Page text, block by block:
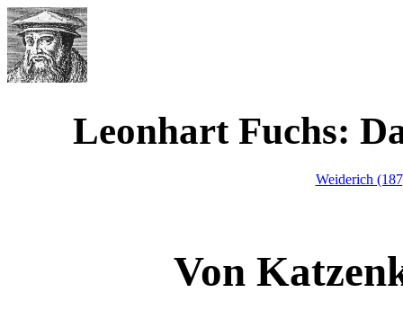
Leonhart Fuchs:
Weiderich
Von